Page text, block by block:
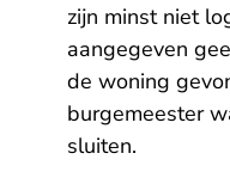
zijn minst niet
aangegeven
de woning
burgemeester
sluiten.